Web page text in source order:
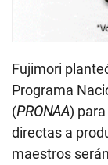
Fujimori
Programa
(PRONAA)
directas a
maestros